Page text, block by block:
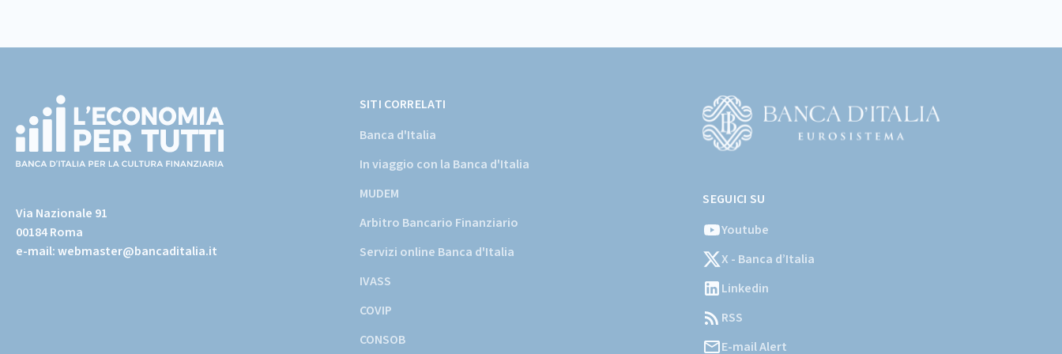
page)
Via Nazionale 91
00184 Roma
e-mail:webmaster@bancaditalia.it
SITI CORRELATI
Banca d'Italia
In viaggio con la Banca d'Italia
MUDEM
Arbitro Bancario Finanziario
Servizi online Banca d'Italia
IVASS
COVIP
CONSOB
sito
istituzionale
Banca
d'Italia)
SEGUICI SU
Youtube
X - Banca d’Italia
Linkedin
RSS
E-mail Alert